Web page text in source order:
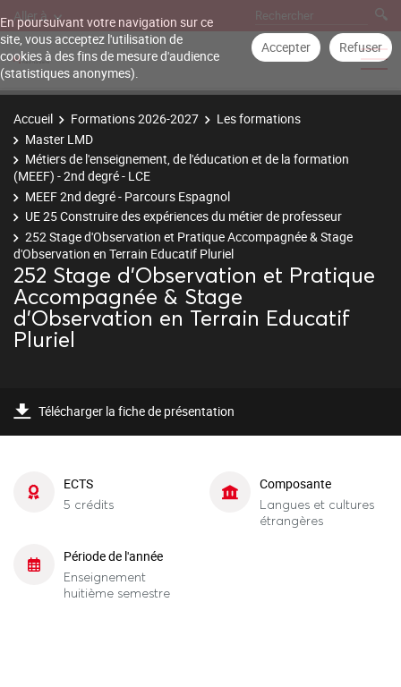
En poursuivant votre navigation sur ce
site, vous acceptez l'utilisation de
cookies à des fins de mesure d'audience
(statistiques anonymes).
Accepter Refuser
Aller à
Accueil Formations 2026-2027
Les formations
Master LMD
Métiers de l'enseignement, de l'éducation et de la formation
(MEEF) - 2nd degré - LCE
MEEF 2nd degré - Parcours Espagnol
UE 25 Construire des expériences du métier de professeur
252 Stage d'Observation et Pratique Accompagnée & Stage
d'Observation en Terrain Educatif Pluriel
252 Stage d'Observation et Pratique
Accompagnée & Stage
d'Observation en Terrain Educatif
Pluriel
Télécharger la fiche de présentation
ECTS
5 crédits
Composante
Langues et cultures
étrangères
Période de l'année
Enseignement
huitième semestre